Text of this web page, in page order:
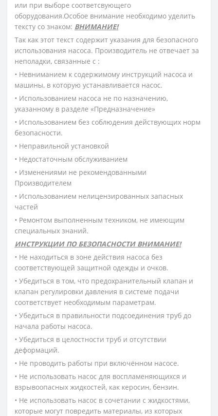
или при выборе соответсвующего
оборудования.Особое внимание необходимо уделить
тексту со знаком: ВНИМАНИЕ!
Так как этот текст содержит указания для безопасного
использования насоса. Производитель не отвечает за
неполадки, связанные с :
• Невниманием к содержимому инструкций насоса и
машины, в которую устанавливается насос.
• Использованием насоса не по назначению,
указанному в разделе «Предназначение»
• Использованием без соблюдения действующих норм
безопасности.
• Неправильной установкой
• Недостаточным обслуживанием
• Изменениями не рекомендованными
Производителем
• Использованием нелицензированных запасных
частей
• Ремонтом выполненным техником, не имеющим
специальных знаний.
ИНСТРУКЦИИ ПО БЕЗОПАСНОСТИ ВНИМАНИЕ!
• Не находиться в зоне действия насоса без
соответствующей защитной одежды и очков.
• Убедиться в том, что предохранительный клапан и
клапан регулировки давления в системе подачи
соответствует необходимым параметрам.
• Убедиться в правильности подсоединения труб до
начала работы насоса.
• Убедиться в целостности труб и отсутствии
деформаций.
• Не проводить работы при включённом насосе.
• Не использовать насос для воспламеняющихся и
взрывоопасных жидкостей, как керосин, бензин.
• Не использовать насос в сочетании с жидкостями,
которые могут повредить материалы, из которых